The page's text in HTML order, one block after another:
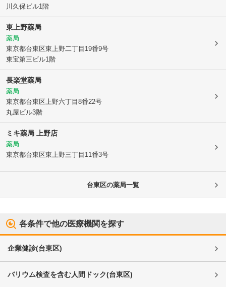
川久保ビル1階
東上野薬局
薬局
東京都台東区東上野二丁目19番9号
東宝第三ビル1階
長楽堂薬局
薬局
東京都台東区 上野六丁目8番22号
丸屋ビル3階
ミキ薬局 上野店
薬局
東京都台東区東上野三丁目11番3号
台東区の薬局一覧
各条件で他の医療機関を探す
企業健診(台東区)
バリウム検査を含む人間ドック(台東区)